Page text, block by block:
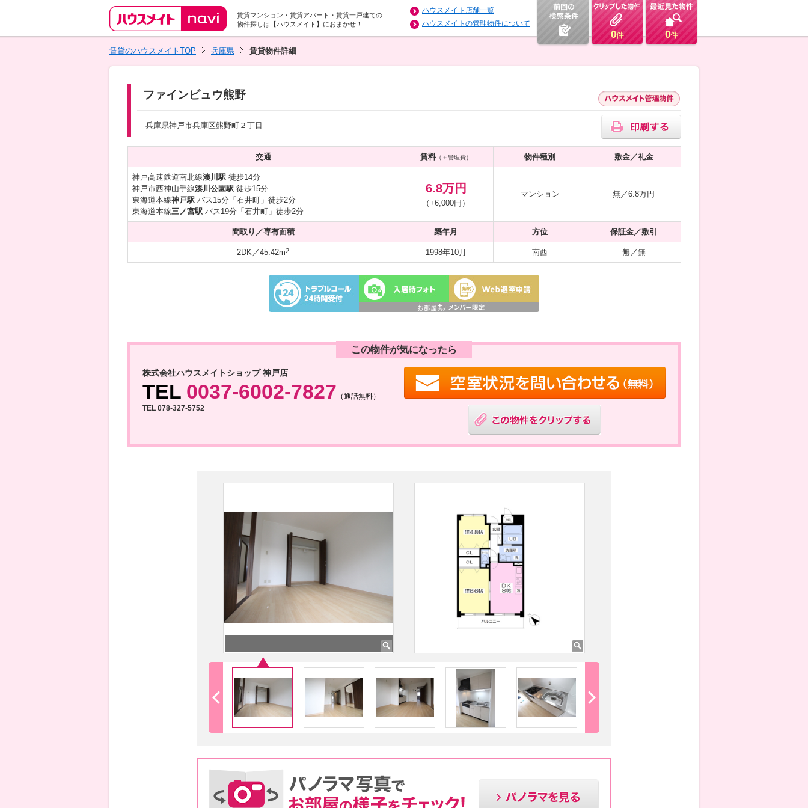
賃貸マンション・賃貸アパート・賃貸一戸建ての
物件探しは【ハウスメイト】におまかせ！
ハウスメイト店舗一覧
ハウスメイトの管理物件について
0件 0件
賃貸のハウスメイトTOP
兵庫県 賃貸物件詳細
ファインビュウ熊野
兵庫県神戸市兵庫区熊野町２丁目
交通 賃料（＋管理費） 物件種別 敷金／礼金
神戸高速鉄道南北線湊川駅徒歩14分
神戸市西神山手線湊川公園駅徒歩15分
東海道本線神戸駅バス15分「石井町」徒歩2分
東海道本線三ノ宮駅バス19分「石井町」徒歩2分
6.8万円
（+6,000円）
マンション 無／6.8万円
間取り／専有面積 築年月 方位 保証金／敷引
2DK／45.42m2 1998年10月 南西 無／無
この物件が気になったら
株式会社ハウスメイトショップ 神戸店
TEL 0037-6002-7827 （通話無料）
TEL 078-327-5752